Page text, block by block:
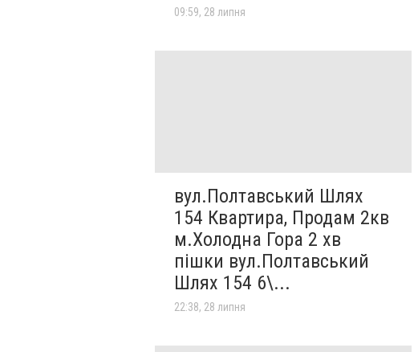
09:59, 28 липня
вул.Полтавський Шлях
154 Квартира, Продам 2кв
м.Холодна Гора 2 хв
пішки вул.Полтавський
Шлях 154 6\...
22:38, 28 липня